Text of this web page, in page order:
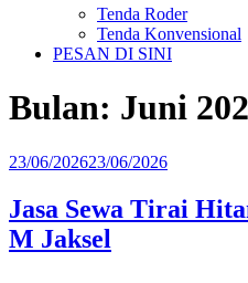
Tenda Roder
Tenda Konvensional
PESAN DI SINI
Bulan: Juni
Diposkan
23/06/202623/06/2026
Jasa Sewa Tirai
M Jaksel